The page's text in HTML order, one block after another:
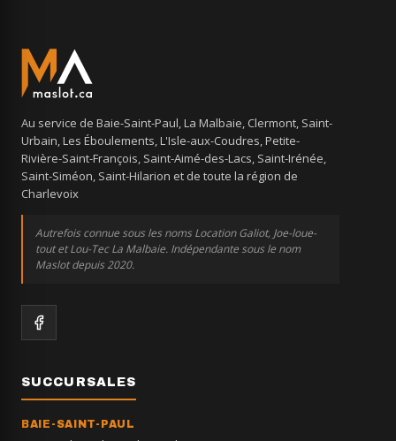
Au service de Baie-Saint-Paul, La Malbaie, Clermont, Saint-
Urbain, Les Éboulements, L'Isle-aux-Coudres, Petite-
Rivière-Saint-François, Saint-Aimé-des-Lacs, Saint-Irénée,
Saint-Siméon, Saint-Hilarion et de toute la région de
Charlevoix
Autrefois connue sous les noms Location Galiot, Joe-loue-
tout et Lou-Tec La Malbaie. Indépendante sous le nom
Maslot depuis 2020.
SUCCURSALES
BAIE-SAINT-PAUL